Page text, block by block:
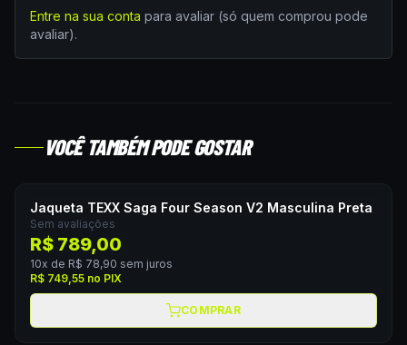
Entre na sua conta para avaliar (só quem comprou pode
avaliar).
VOCÊ TAMBÉM PODE GOSTAR
Jaqueta TEXX Saga Four Season V2 Masculina Preta
Sem avaliações
R$ 789,00
10x de R$ 78,90 sem juros
R$ 749,55 no PIX
COMPRAR